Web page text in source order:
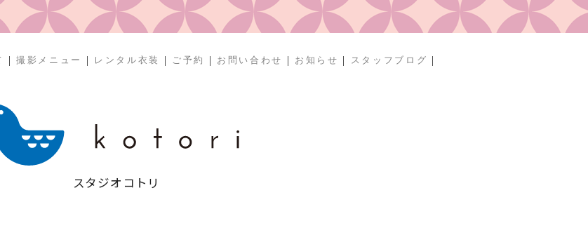
| 撮影メニュー | レンタル衣装 | ご予約 | お問い合わせ | お知らせ | スタッフブログ |
スタジオコトリ